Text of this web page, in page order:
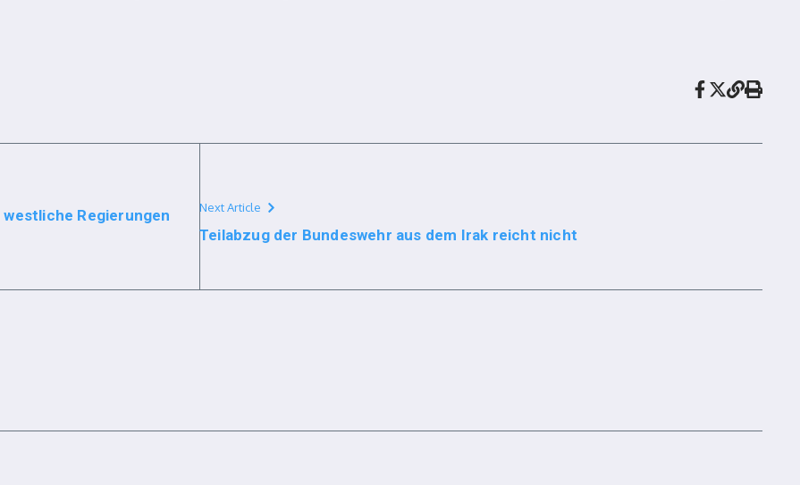
Regierungen
Next Article
Teilabzug der Bundeswehr aus dem Irak reicht nicht